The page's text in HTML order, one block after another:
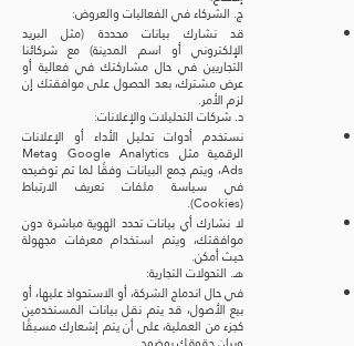
ج. الشركاء في الفعاليات والعروض:
قد نشارك بيانات محددة (مثل البريد
الإلكتروني أو اسم المدينة) مع شركائنا
التجاريين في حال مشاركتك في فعالية أو
عرض مشترك، بعد الحصول على موافقتك إن
لزم الأمر.
د. شركات التحليلات والإعلانات:
نستخدم أدوات تحليل الأداء أو الإعلانات
الرقمية مثل Google Analytics وMeta
Ads، ويتم جمع البيانات وفقًا لما تم توضيحه
في سياسة ملفات تعريف الارتباط
(Cookies).
لا نشارك أي بيانات تحدد الهوية مباشرة دون
موافقتك، ويتم استخدام معرفات مجهولة
حيث أمكن.
هـ. التحولات التجارية:
في حال اندماج الشركة، أو الاستحواذ عليها، أو
بيع الأصول، قد يتم نقل بيانات المستخدمين
كجزء من العملية، على أن يتم إشعارك مسبقًا